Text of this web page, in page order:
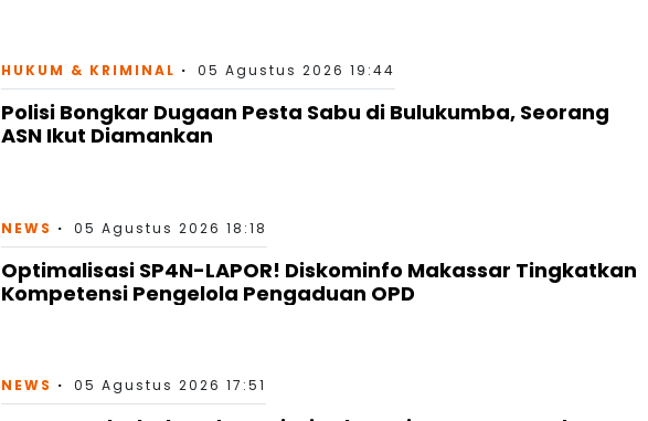
HUKUM & KRIMINAL 05 Agustus 2026 19:44
Polisi Bongkar Dugaan Pesta Sabu di Bulukumba, Seorang
ASN Ikut Diamankan
NEWS 05 Agustus 2026 18:18
Optimalisasi SP4N-LAPOR! Diskominfo Makassar Tingkatkan
Kompetensi Pengelola Pengaduan OPD
NEWS 05 Agustus 2026 17:51